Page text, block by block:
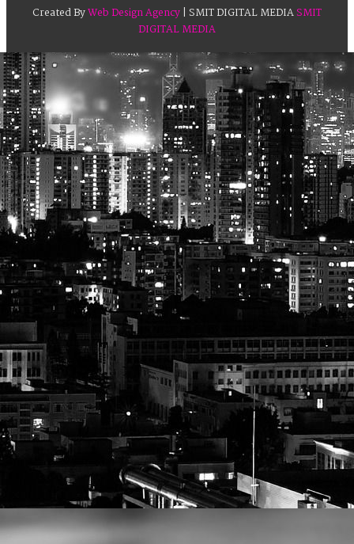
Created ByWeb Design Agency| SMIT DIGITAL MEDIASMIT
DIGITAL MEDIA